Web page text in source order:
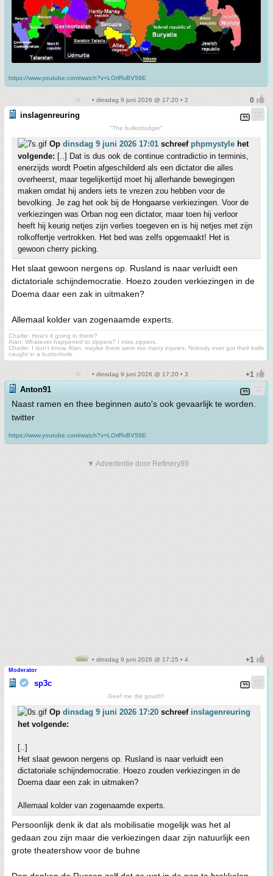
https://www.youtube.com/watch?v=LOrlRvBV59E
• dinsdag 9 juni 2026 @ 17:20 • 2
inslagenreuring
"The bulletdodger"
Op dinsdag 9 juni 2026 17:01 schreef phpmystyle het
volgende: [..] Dat is dus ook de continue contradictio in terminis,
enerzijds wordt Poetin afgeschilderd als een dictator die alles
overheerst, maar tegelijkertijd moet hij allerhande bewegingen
maken omdat hij anders iets te vrezen zou hebben voor de
bevolking. Je zag het ook bij de Hongaarse verkiezingen. Voor de
verkiezingen was Orban nog een dictator, maar toen hij verloor
heeft hij keurig netjes zijn verlies toegeven en is hij netjes met zijn
rolkoffertje vertrokken. Het bed was zelfs opgemaakt! Het is
gewoon cherry picking.
Het slaat gewoon nergens op. Rusland is naar verluidt een
dictatoriale schijndemocratie. Hoezo zouden verkiezingen in de
Doema daar een zak in uitmaken?
Allemaal kolder van zogenaamde experts.
Charlie: How's it going in there?
Alan: Whatever happened to zippers? I miss zippers.
Charlie: I don't know, Alan, maybe there were too many injuries. Nobody ever got their balls
caught in a buttonhole
• dinsdag 9 juni 2026 @ 17:20 • 3
Anton91
Naast ramen en thee beginnen auto's ook gevaarlijk te worden.
twitter
https://www.youtube.com/watch?v=LOrlRvBV59E
▼ Advertentie door Refinery89
• dinsdag 9 juni 2026 @ 17:25 • 4
Moderator
sp3c
Geef me die goud!!!
Op dinsdag 9 juni 2026 17:20 schreef inslagenreuring
het volgende:
[..]
Het slaat gewoon nergens op. Rusland is naar verluidt een
dictatoriale schijndemocratie. Hoezo zouden verkiezingen in de
Doema daar een zak in uitmaken?
Allemaal kolder van zogenaamde experts.
Persoonlijk denk ik dat als mobilisatie mogelijk was het al
gedaan zou zijn maar die verkiezingen daar zijn natuurlijk een
grote theatershow voor de buhne